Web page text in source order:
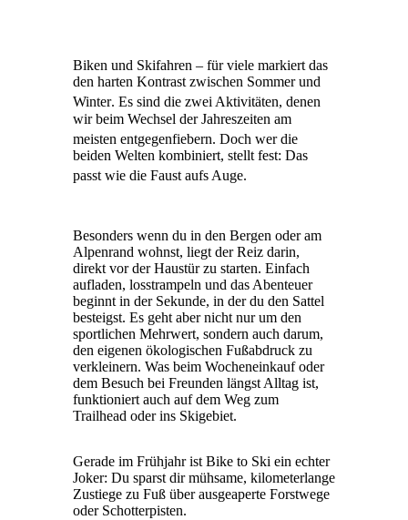
Biken und Skifahren – für viele markiert das
den harten Kontrast zwischen Sommer und
Winter. Es sind die zwei Aktivitäten, denen
wir beim Wechsel der Jahreszeiten am
meisten entgegenfiebern. Doch wer die
beiden Welten kombiniert, stellt fest: Das
passt wie die Faust aufs Auge.
Besonders wenn du in den Bergen oder am
Alpenrand wohnst, liegt der Reiz darin,
direkt vor der Haustür zu starten. Einfach
aufladen, losstrampeln und das Abenteuer
beginnt in der Sekunde, in der du den Sattel
besteigst. Es geht aber nicht nur um den
sportlichen Mehrwert, sondern auch darum,
den eigenen ökologischen Fußabdruck zu
verkleinern. Was beim Wocheneinkauf oder
dem Besuch bei Freunden längst Alltag ist,
funktioniert auch auf dem Weg zum
Trailhead oder ins Skigebiet.
Gerade im Frühjahr ist Bike to Ski ein echter
Joker: Du sparst dir mühsame, kilometerlange
Zustiege zu Fuß über ausgeaperte Forstwege
oder Schotterpisten.